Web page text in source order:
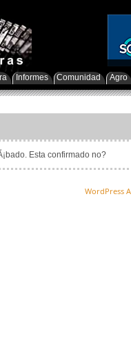
Informes Comunidad Agro
Esta confirmado no?
WordPress